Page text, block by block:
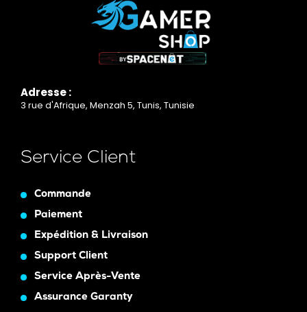
Adresse :
3 rue d'Afrique, Menzah 5, Tunis, Tunisie
Service Client
Commande
Paiement
Expédition & Livraison
Support Client
Service Après-Vente
Assurance Garanty